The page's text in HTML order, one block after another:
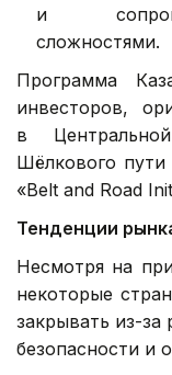
и
сложностями.
Программа
инвесторов,
в
Шёлкового
«Belt and Road
Тенденции
Несмотря на
некоторые
закрывать из-
безопасности и